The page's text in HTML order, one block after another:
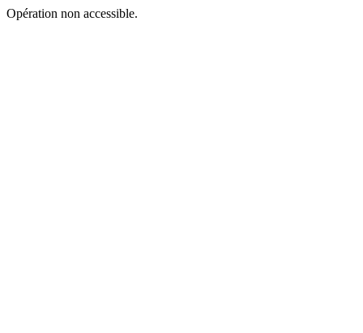
Opération non accessible.